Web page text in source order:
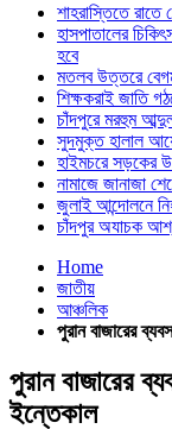
শাহরাস্তিতে
হাসপাতালের
হবে
মতলব উত্তরে বেগম
শিক্ষকরাই জাতি
চাঁদপুরে মরহুম
সুদমুক্ত হালাল
হাইমচরে সড়কের
নামাজে জানাজা
জুলাই আন্দোলনে
চাঁদপুর অযাচক
Home
জাতীয়
আঞ্চলিক
পুরান বাজারের
পুরান বাজারের
ইন্তেকাল